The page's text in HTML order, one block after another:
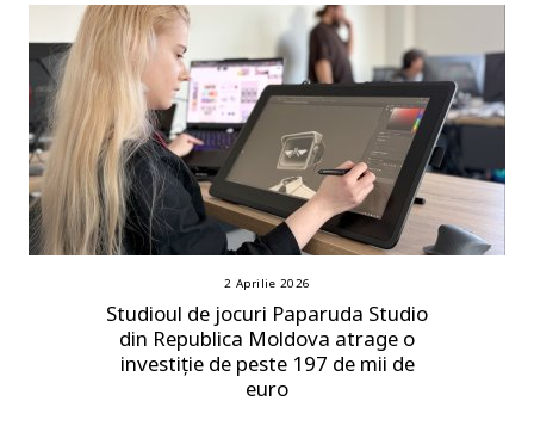
2 Aprilie 2026
Studioul de jocuri Paparuda Studio
din Republica Moldova atrage o
investiție de peste 197 de mii de
euro